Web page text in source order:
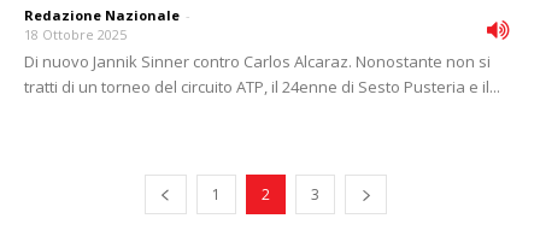
Redazione Nazionale -
18 Ottobre 2025
Di nuovo Jannik Sinner contro Carlos Alcaraz. Nonostante non si
tratti di un torneo del circuito ATP, il 24enne di Sesto Pusteria e il...
1 2 3